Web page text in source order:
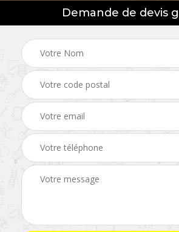
Demande de devis